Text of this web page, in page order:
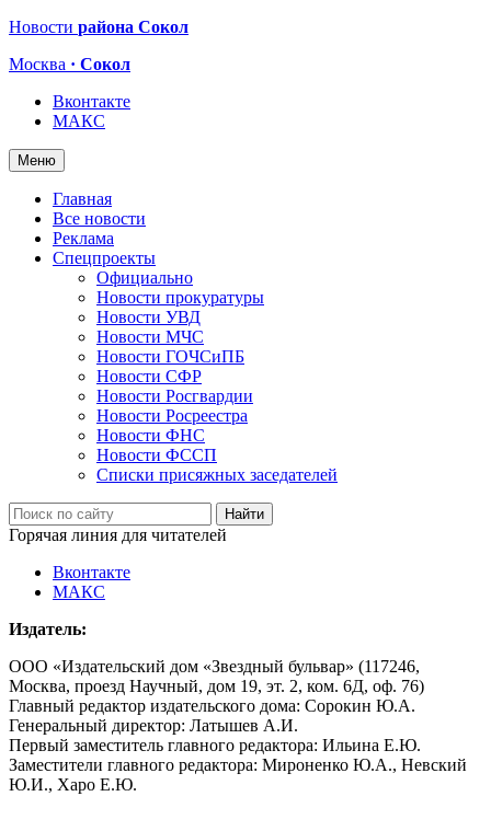
Новости района Сокол
Москва · Сокол
Вконтакте
МАКС
Меню
Главная
Все новости
Реклама
Спецпроекты
Официально
Новости прокуратуры
Новости УВД
Новости МЧС
Новости ГОЧСиПБ
Новости СФР
Новости Росгвардии
Новости Росреестра
Новости ФНС
Новости ФССП
Списки присяжных заседателей
Горячая линия для читателей
Вконтакте
МАКС
Издатель:
ООО «Издательский дом «Звездный бульвар» (117246,
Москва, проезд Научный, дом 19, эт. 2, ком. 6Д, оф. 76)
Главный редактор издательского дома: Сорокин Ю.А.
Генеральный директор: Латышев А.И.
Первый заместитель главного редактора: Ильина Е.Ю.
Заместители главного редактора: Мироненко Ю.А., Невский
Ю.И., Харо Е.Ю.